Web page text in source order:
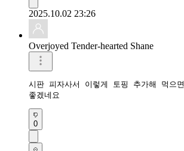
2025.10.02 23:26
Overjoyed Tender-hearted Shane
시판 피자사서 이렇게 토핑 추가해 먹으면
좋겠네요
0